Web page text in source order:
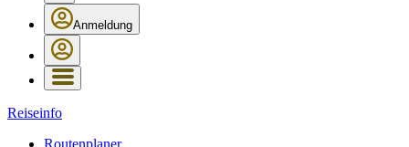
Anmeldung
Reiseinfo
Routenplaner